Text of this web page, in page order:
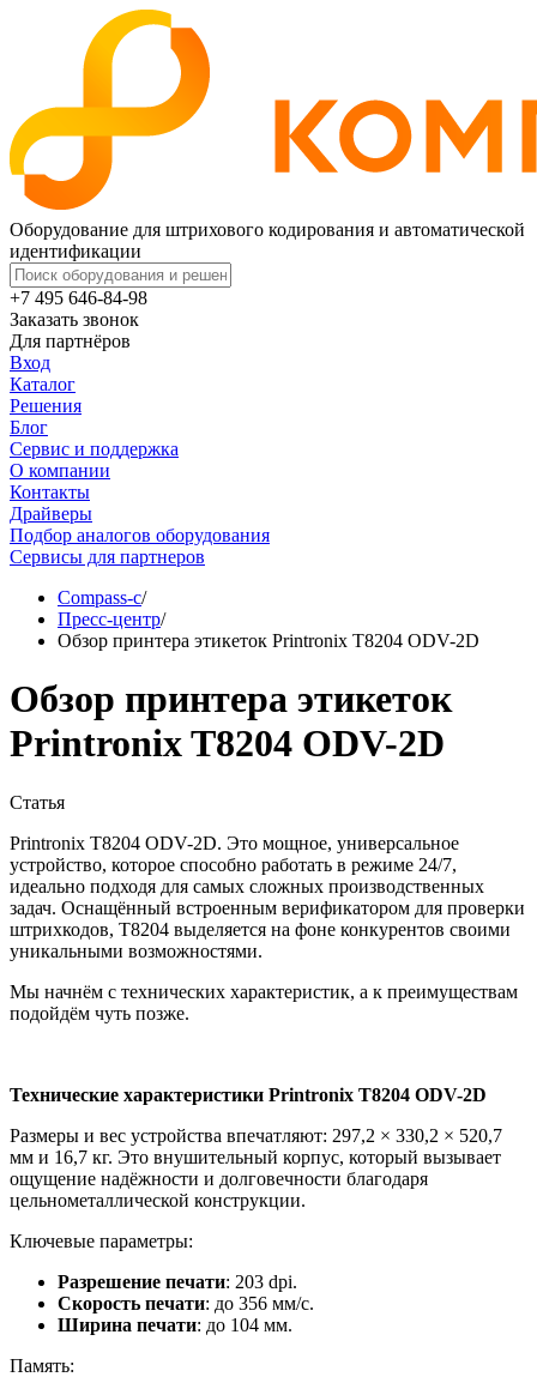
Оборудование для штрихового кодирования и автоматической
идентификации
+7 495 646-84-98
Заказать звонок
Для партнёров
Вход
Каталог
Решения
Блог
Сервис и поддержка
О компании
Контакты
Драйверы
Подбор аналогов оборудования
Сервисы для партнеров
Compass-c/
Пресс-центр/
Обзор принтера этикеток Printronix T8204 ODV-2D
Обзор принтера этикеток
Printronix T8204 ODV-2D
Статья
Printronix T8204 ODV-2D. Это мощное, универсальное
устройство, которое способно работать в режиме 24/7,
идеально подходя для самых сложных производственных
задач. Оснащённый встроенным верификатором для проверки
штрихкодов, T8204 выделяется на фоне конкурентов своими
уникальными возможностями.
Мы начнём с технических характеристик, а к преимуществам
подойдём чуть позже.
Технические характеристики Printronix T8204 ODV-2D
Размеры и вес устройства впечатляют: 297,2 × 330,2 × 520,7
мм и 16,7 кг. Это внушительный корпус, который вызывает
ощущение надёжности и долговечности благодаря
цельнометаллической конструкции.
Ключевые параметры:
Разрешение печати: 203 dpi.
Скорость печати: до 356 мм/с.
Ширина печати: до 104 мм.
Память: